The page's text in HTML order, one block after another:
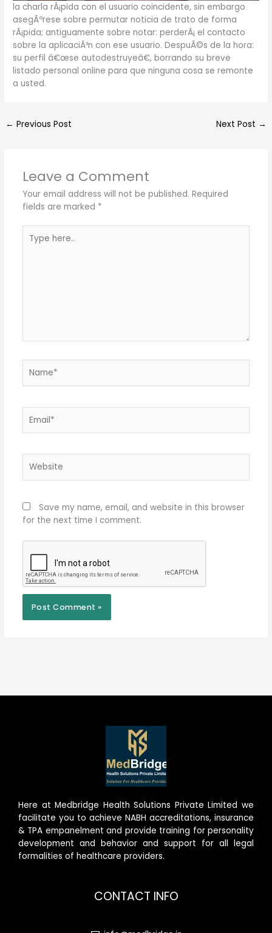
la charla rÃ¡pida con el usuario coincidente, sin embargo
asegÃºrese sobre permutar noticia de trato de forma
rÃ¡pida; antiguamente sobre notar: perderÃ¡ el contacto
sobre la aplicaciÃ³n con ese usuario. DespuÃ©s de la hora:
su perfil â€œse autodestruyeâ€, borrando su breve
listado personal online para que ninguna cosa se remonte
a usted.
← Previous Post Next Post →
Leave a Comment
Your email address will not be published. Required
fields are marked *
here..
Save my name, email, and website in this browser
for the next time I comment.
Here at Medbridge Health Solutions Private Limited we
facilitate you to achieve NABH accreditations, insurance
& TPA empanelment and provide training for personality
development and behavior and support for all legal
formalities of healthcare providers.
CONTACT INFO